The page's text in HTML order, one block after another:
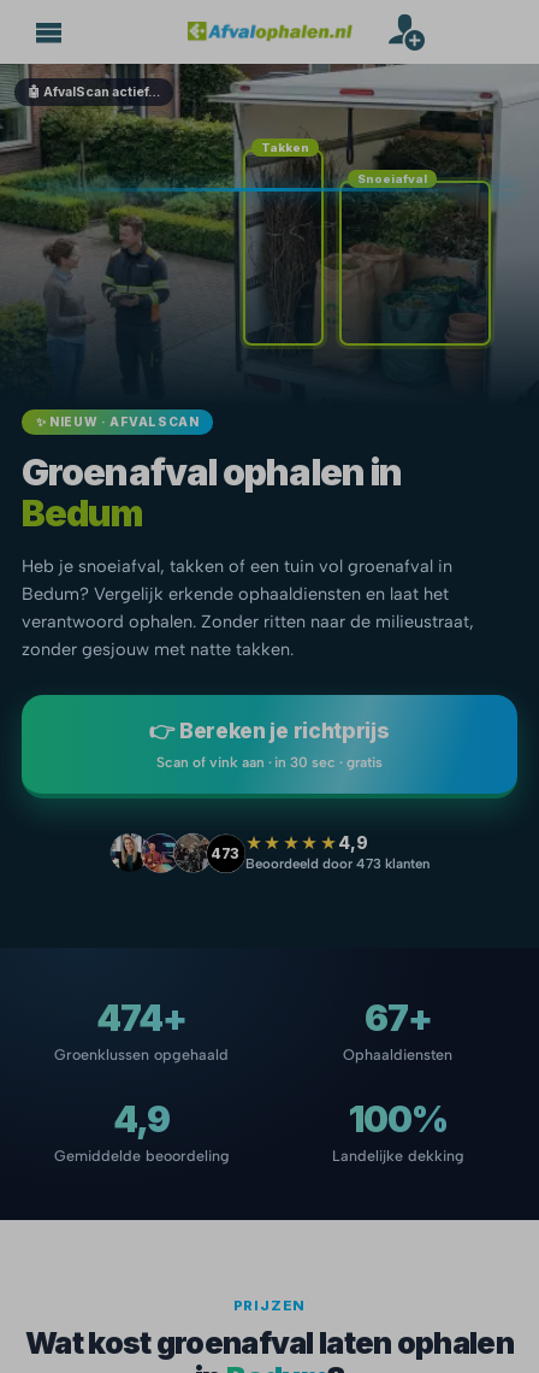
🤖 AfvalScan actief…
Takken
Snoeiafval
✨ NIEUW · AFVALSCAN
Groenafval ophalen in
Bedum
Heb je snoeiafval, takken of een tuin vol groenafval in
Bedum? Vergelijk erkende ophaaldiensten en laat het
verantwoord ophalen. Zonder ritten naar de milieustraat,
zonder gesjouw met natte takken.
👉 Bereken je richtprijs
Scan of vink aan · in 30 sec · gratis
473 ★★★★★4,9
Beoordeeld door 473 klanten
474+
Groenklussen opgehaald
67+
Ophaaldiensten
4,9
Gemiddelde beoordeling
100%
Landelijke dekking
PRIJZEN
Wat kost groenafval laten ophalen